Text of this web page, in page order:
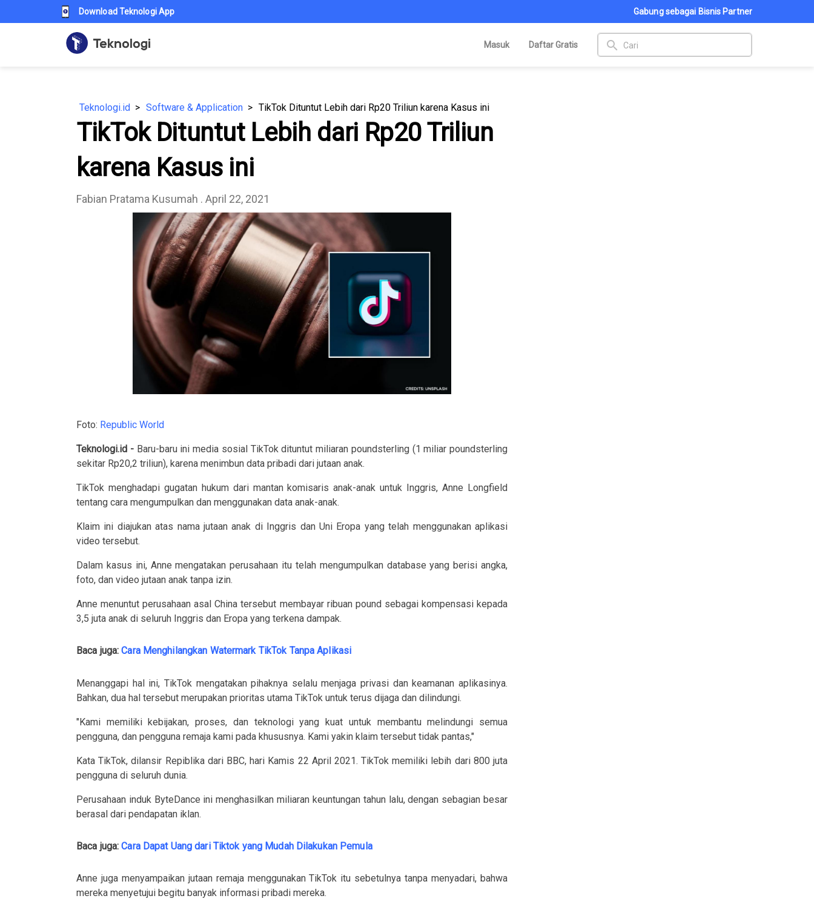
Download Teknologi App Gabung sebagai Bisnis Partner
Masuk Daftar Gratis search
Teknologi.id Software & Application TikTok Dituntut Lebih dari Rp20 Triliun karena Kasus ini
TikTok Dituntut Lebih dari Rp20 Triliun
karena Kasus ini
Fabian Pratama Kusumah . April 22, 2021
Foto: Republic World
Teknologi.id -Baru-baru ini media sosial TikTok dituntut miliaran poundsterling (1 miliar poundsterling
sekitar Rp20,2 triliun), karena menimbun data pribadi dari jutaan anak.
TikTok menghadapi gugatan hukum dari mantan komisaris anak-anak untuk Inggris, Anne Longfield
tentang cara mengumpulkan dan menggunakan data anak-anak.
Klaim ini diajukan atas nama jutaan anak di Inggris dan Uni Eropa yang telah menggunakan aplikasi
video tersebut.
Dalam kasus ini, Anne mengatakan perusahaan itu telah mengumpulkan database yang berisi angka,
foto, dan video jutaan anak tanpa izin.
Anne menuntut perusahaan asal China tersebut membayar ribuan pound sebagai kompensasi kepada
3,5 juta anak di seluruh Inggris dan Eropa yang terkena dampak.
Baca juga:Cara Menghilangkan Watermark TikTok Tanpa Aplikasi
Menanggapi hal ini, TikTok mengatakan pihaknya selalu menjaga privasi dan keamanan aplikasinya.
Bahkan, dua hal tersebut merupakan prioritas utama TikTok untuk terus dijaga dan dilindungi.
"Kami memiliki kebijakan, proses, dan teknologi yang kuat untuk membantu melindungi semua
pengguna, dan pengguna remaja kami pada khususnya. Kami yakin klaim tersebut tidak pantas,"
Kata TikTok, dilansir Repiblika dari BBC, hari Kamis 22 April 2021. TikTok memiliki lebih dari 800 juta
pengguna di seluruh dunia.
Perusahaan induk ByteDance ini menghasilkan miliaran keuntungan tahun lalu, dengan sebagian besar
berasal dari pendapatan iklan.
Baca juga:Cara Dapat Uang dari Tiktok yang Mudah Dilakukan Pemula
Anne juga menyampaikan jutaan remaja menggunakan TikTok itu sebetulnya tanpa menyadari, bahwa
mereka menyetujui begitu banyak informasi pribadi mereka.